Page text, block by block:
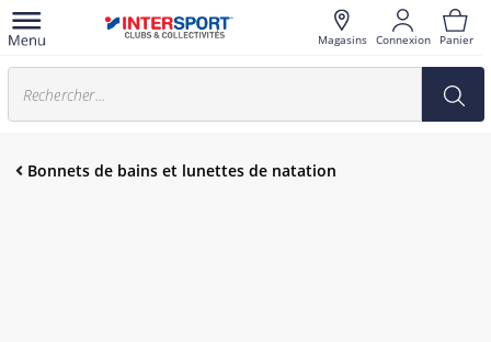
Magasins Connexion Panier
Bonnets de bains et lunettes de natation